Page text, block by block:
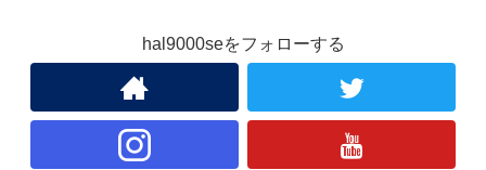
hal9000seをフォローする